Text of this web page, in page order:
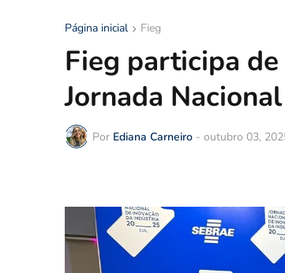
Página inicial Fieg
Fieg participa
Jornada
Por Ediana Carneiro - outubro 03,